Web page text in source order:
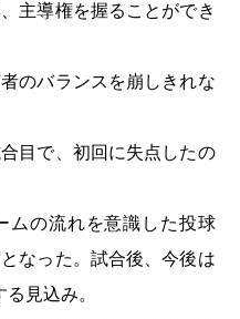
主導権を握ることができ
のバランスを崩しきれな
目で、初回に失点したの
ムの流れを意識した投球
なった。試合後、今後は
見込み。